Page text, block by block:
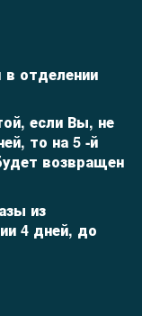
отделении
если Вы, не
то на 5 -й
возвращен
из
4 дней, до